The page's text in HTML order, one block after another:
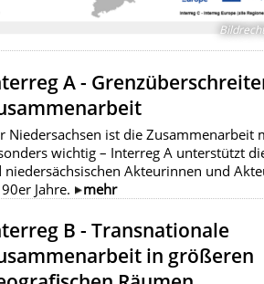
A -
Niedersachsen ist die Zusammenarbeit
wichtig – Interreg A unterstützt
Akteurinnen und
Jahre.
mehr
B - Transnationale
in größeren